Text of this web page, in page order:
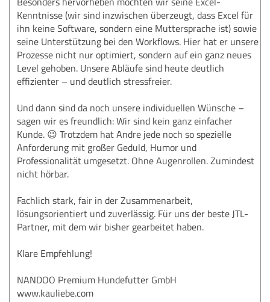
Kenntnisse (wir sind inzwischen überzeugt, dass Excel für
ihn keine Software, sondern eine Muttersprache ist) sowie
seine Unterstützung bei den Workflows. Hier hat er unsere
Prozesse nicht nur optimiert, sondern auf ein ganz neues
Level gehoben. Unsere Abläufe sind heute deutlich
effizienter – und deutlich stressfreier.
Und dann sind da noch unsere individuellen Wünsche –
sagen wir es freundlich: Wir sind kein ganz einfacher
Kunde. 😉 Trotzdem hat Andre jede noch so spezielle
Anforderung mit großer Geduld, Humor und
Professionalität umgesetzt. Ohne Augenrollen. Zumindest
nicht hörbar.
Fachlich stark, fair in der Zusammenarbeit,
lösungsorientiert und zuverlässig. Für uns der beste JTL-
Partner, mit dem wir bisher gearbeitet haben.
Klare Empfehlung!
NANDOO Premium Hundefutter GmbH
www.kauliebe.com